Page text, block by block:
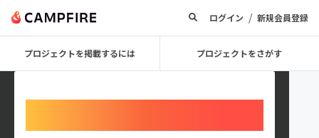
ログイン / 新規会員登録
プロジェクトを掲載するには プロジェクトをさがす